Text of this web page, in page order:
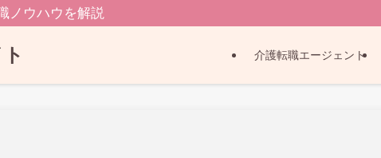
ノウハウを解説
介護転職エージェント